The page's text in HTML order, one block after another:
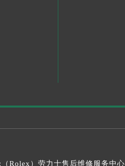
Rolex） 劳力士售后维修服务中心